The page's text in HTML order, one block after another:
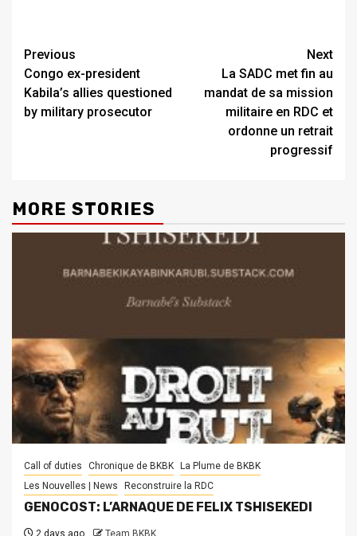
Previous
Congo ex-president
Kabila’s allies questioned
by military prosecutor
Next
La SADC met fin au
mandat de sa mission
militaire en RDC et
ordonne un retrait
progressif
MORE STORIES
Call of duties Chronique de BKBK
La Plume de BKBK
Les Nouvelles | News
Reconstruire la RDC
GENOCOST: L’ARNAQUE DE FELIX TSHISEKEDI